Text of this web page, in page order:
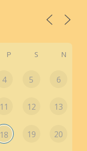
P S N
4 5 6
11 12 13
18 19 20